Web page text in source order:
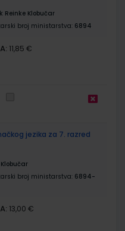
Reinke Klobučar
broj ministarstva: 6894
11,85 €
jezika za 7. razred
broj ministarstva: 6894-
13,00 €